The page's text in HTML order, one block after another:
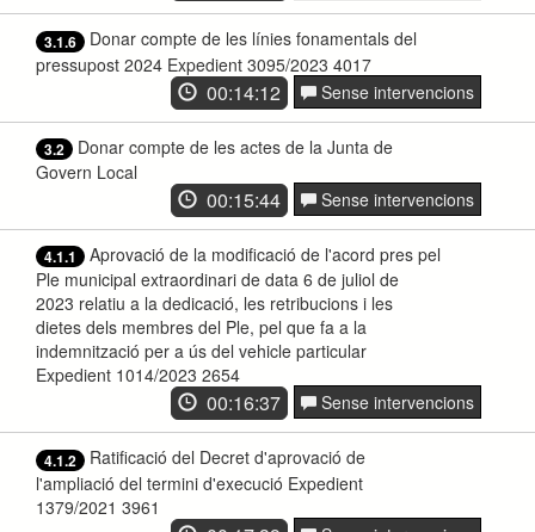
3.1.6
Donar compte de les línies fonamentals del
pressupost 2024 Expedient 3095/2023 4017
00:14:12 Sense intervencions
3.2
Donar compte de les actes de la Junta de
Govern Local
00:15:44 Sense intervencions
4.1.1
Aprovació de la modificació de l'acord pres pel
Ple municipal extraordinari de data 6 de juliol de
2023 relatiu a la dedicació, les retribucions i les
dietes dels membres del Ple, pel que fa a la
indemnització per a ús del vehicle particular
Expedient 1014/2023 2654
00:16:37 Sense intervencions
4.1.2
Ratificació del Decret d'aprovació de
l'ampliació del termini d'execució Expedient
1379/2021 3961